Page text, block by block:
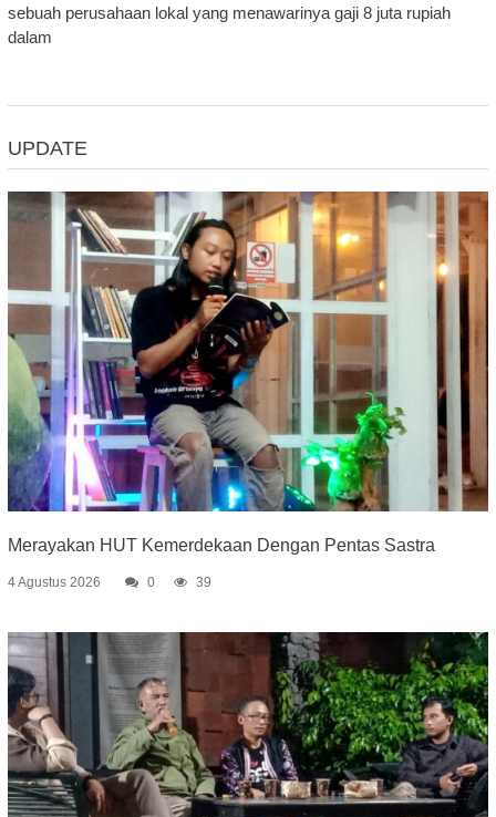
sebuah perusahaan lokal yang menawarinya gaji 8 juta rupiah
dalam
UPDATE
Merayakan HUT Kemerdekaan Dengan Pentas Sastra
4 Agustus 2026 0 39